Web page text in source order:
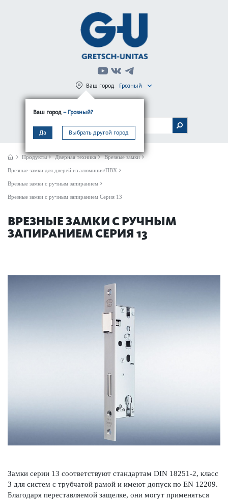
Ваш город – Грозный?
Да Выбрать другой город
Ваш город Грозный
МЕНЮ
Продукты Дверная техника Врезные замки
Врезные замки для дверей из алюминия/ПВХ
Врезные замки с ручным запиранием
Врезные замки с ручным запиранием Серия 13
ВРЕЗНЫЕ ЗАМКИ С РУЧНЫМ
ЗАПИРАНИЕМ СЕРИЯ 13
Замки серии 13 соотв­е­тствуют стандартам DIN 18251-2, класс
3 для систем с труб­чатой рамой и имеют допуск по EN 12209.
Благодаря пер­ес­т­авляемой защелке, они могут применяться